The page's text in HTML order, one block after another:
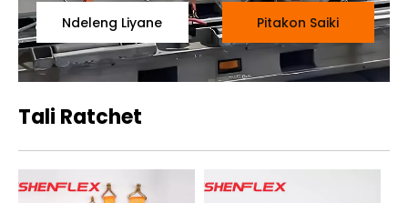
Ndeleng Liyane Pitakon Saiki
Tali Ratchet